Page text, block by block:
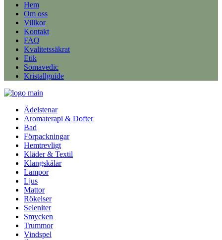
Hem
Om oss
Villkor
Kontakt
FAQ
Kvalitetssäkrat
Etik
Somavedic
Kristallguide
Ädelstenar
Aromaterapi & Dofter
Bad
Förpackningar
Hemtrevligt
Kläder & Textil
Klangskålar
Lampor
Ljus
Mattor
Rökelser
Seleniter
Smycken
Trummor
Vindspel